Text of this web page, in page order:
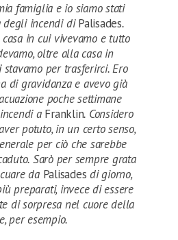
famiglia e io siamo stati
degli incendi diPalisades.
in cui vivevamo e tutto
oltre alla casa in
per trasferirci. Ero
di gravidanza e avevo già
poche settimane
a Franklin. Considero
potuto, in un certo senso,
per ciò che sarebbe
Sarò per sempre grata
da Palisades di giorno,
preparati, invece di essere
di sorpresa nel cuore della
per esempio.